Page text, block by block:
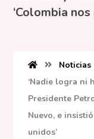
‘Colombia
Noticias
‘Nadie logra ni
Presidente
Nuevo, e
unidos’